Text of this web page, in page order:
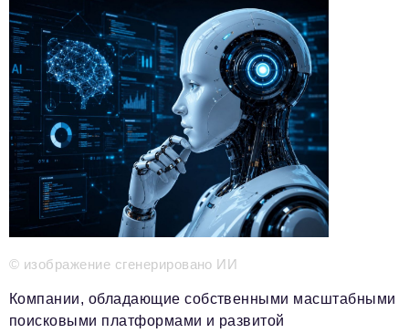
Видео
Телефон редакции:+7 495 727-01-67
Электронные почты редакции:
Информационный отдел
info@business-magazine.online
Отдел рекламы
reklama@business-magazine.online
Отдел распространения/редакционная подписка
Отдел по работе с партнерами
© изображение сгенерировано ИИ
Компании, обладающие собственными масштабными
поисковыми платформами и развитой